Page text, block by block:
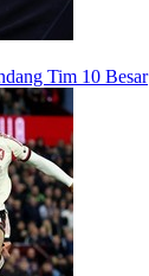
Tim 10 Besar